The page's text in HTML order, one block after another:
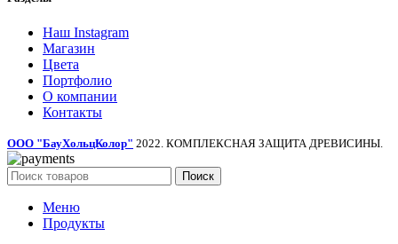
Наш Instagram
Магазин
Цвета
Портфолио
О компании
Контакты
ООО "БауХольцКолор" 2022. КОМПЛЕКСНАЯ ЗАЩИТА ДРЕВИСИНЫ.
Поиск
Меню
Продукты